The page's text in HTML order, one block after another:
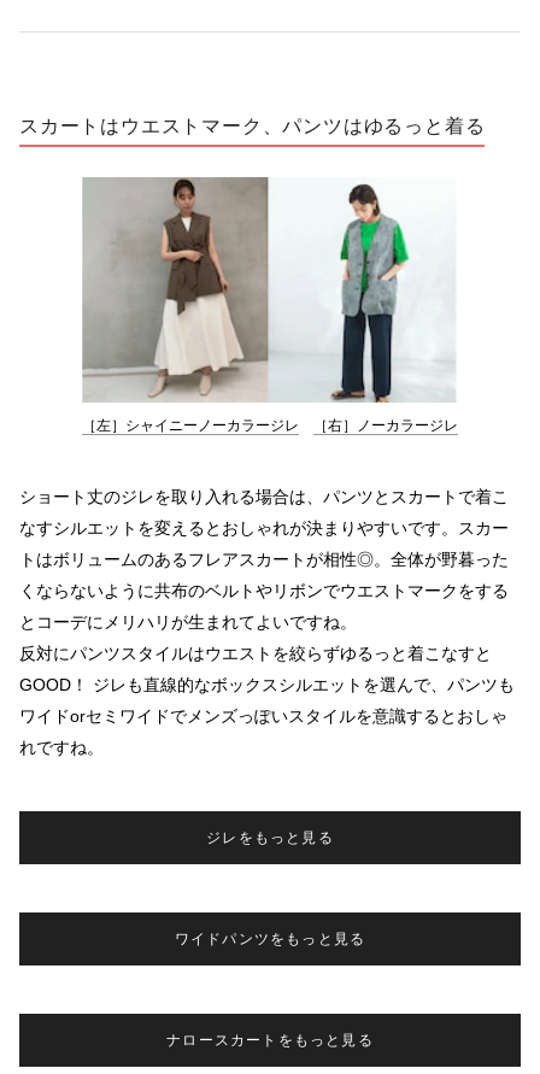
スカートはウエストマーク、パンツはゆるっと着る
［左］シャイニーノーカラージレ ［右］ノーカラージレ
ショート丈のジレを取り入れる場合は、パンツとスカートで着こ
なすシルエットを変えるとおしゃれが決まりやすいです。スカー
トはボリュームのあるフレアスカートが相性◎。全体が野暮った
くならないように共布のベルトやリボンでウエストマークをする
とコーデにメリハリが生まれてよいですね。
反対にパンツスタイルはウエストを絞らずゆるっと着こなすと
GOOD！ ジレも直線的なボックスシルエットを選んで、パンツも
ワイドorセミワイドでメンズっぽいスタイルを意識するとおしゃ
れですね。
ジレをもっと見る
ワイドパンツをもっと見る
ナロースカートをもっと見る